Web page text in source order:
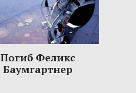
Погиб Феликс
Баумгартнер